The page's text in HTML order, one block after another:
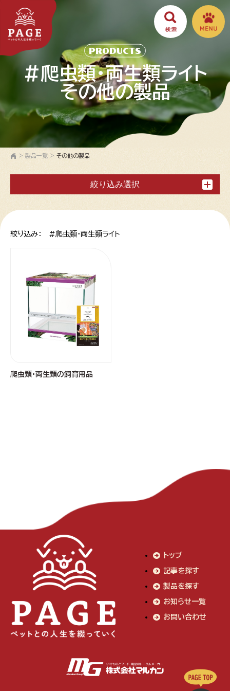
PRODUCTS
#爬虫類・両生類ライト
その他の製品
> 製品一覧 > その他の製品
絞り込み選択
絞り込み： #爬虫類・両生類ライト
爬虫類・両生類の飼育用品
トップ
記事を探す
製品を探す
お知らせ一覧
お問い合わせ